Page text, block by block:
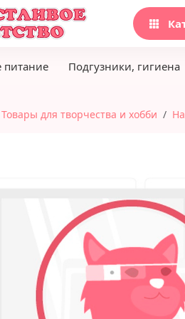
питание Подгузники, гигиена
Товары для творчества и хобби